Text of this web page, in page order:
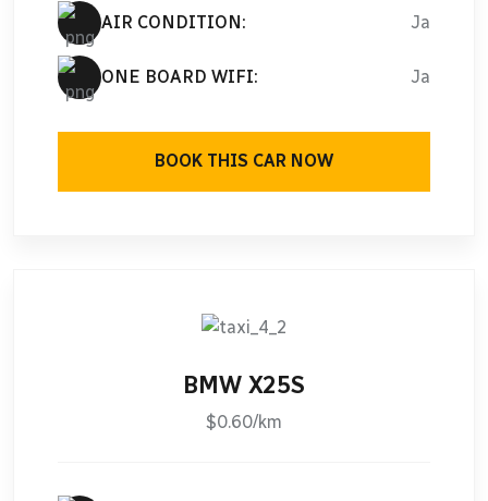
AIR CONDITION: Ja
ONE BOARD WIFI: Ja
BOOK THIS CAR NOW
BMW X25S
$0.60/km